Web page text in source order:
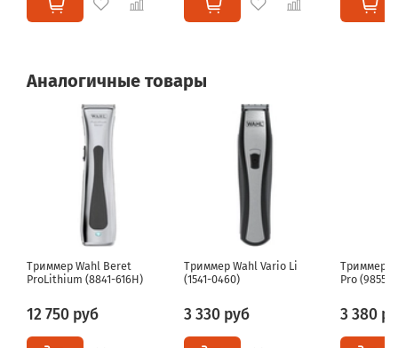
Аналогичные товары
Триммер Wahl Beret
ProLithium (8841-616Н)
12 750 руб
Триммер Wahl Vario Li
(1541-0460)
3 330 руб
Триммер
Pro (9855-
3 380